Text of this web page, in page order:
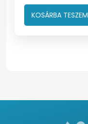
KOSÁRBA TESZEM